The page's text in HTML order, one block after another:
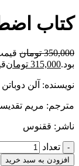
کتاب
350,000 تومان
بود.315,000 تومان
نویسنده: آلن دوباتن
مترجم: مریم
ناشر: ققنوس
تعداد
افزودن به سبد خرید